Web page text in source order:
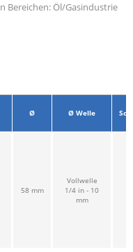
Bereichen: Öl/Gasindustrie
Ø Ø Welle
58 mm
Vollwelle
1/4 in - 10
mm